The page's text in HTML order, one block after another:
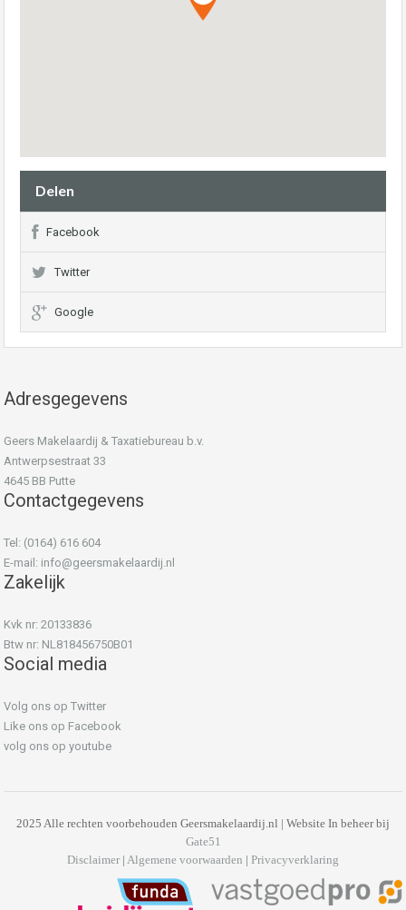
Delen
Facebook
Twitter
Google
Adresgegevens
Geers Makelaardij & Taxatiebureau b.v.
Antwerpsestraat 33
4645 BB Putte
Contactgegevens
Tel: (0164) 616 604
E-mail: info@geersmakelaardij.nl
Zakelijk
Kvk nr: 20133836
Btw nr: NL818456750B01
Social media
Volg ons op Twitter
Like ons op Facebook
volg ons op youtube
2025 Alle rechten voorbehouden Geersmakelaardij.nl | Website In beheer bij
Gate51
Disclaimer | Algemene voorwaarden | Privacyverklaring